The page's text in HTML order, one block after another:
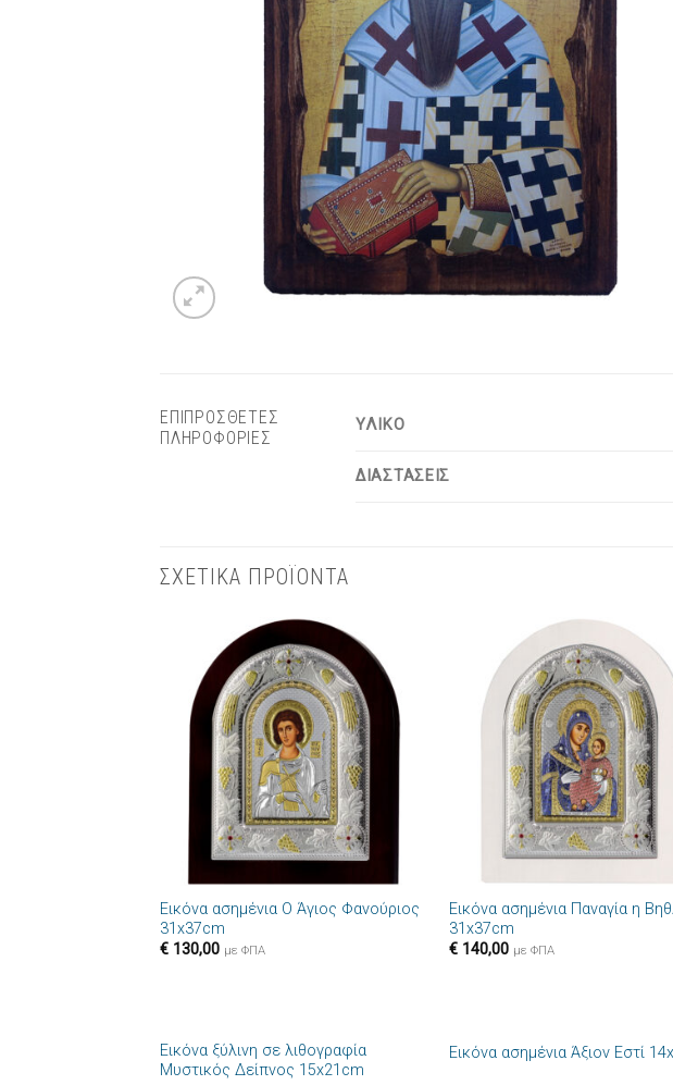
ΕΠΙΠΡΟΣΘΕΤΕΣ
ΠΛΗΡΟΦΟΡΙΕΣ
ΥΛΙΚΟ
ΔΙΑΣΤΑΣΕΙΣ
ΣΧΕΤΙΚΑ ΠΡΟΪΟΝΤΑ
Πρόσθήκη
στην λίστα
επιθυμιών
Εικόνα ασημένια Ο Άγιος Φανούριος
31x37cm
€130,00 με ΦΠΑ
στην
Εικόνα ασημένια Παναγία η
31x37cm
€ 140,00 με ΦΠΑ
Πρόσθήκη
στην λίστα
Εικόνα ξύλινη σε λιθογραφία
Μυστικός Δείπνος 15x21cm
Εικόνα ασημένια Άξιον Εστί